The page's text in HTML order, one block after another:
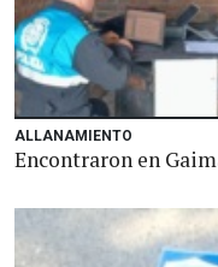
ALLANAMIENTO
Encontraron en